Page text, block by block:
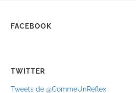
FACEBOOK
TWITTER
Tweets de @CommeUnReflex